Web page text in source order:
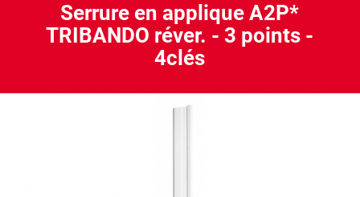
Serrure en applique A2P*
TRIBANDO réver. - 3 points -
4clés